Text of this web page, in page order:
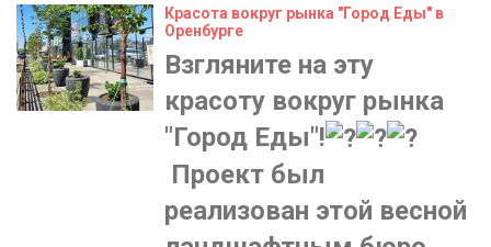
Красота вокруг рынка "Город Еды" в
Оренбурге
Взгляните на эту
красоту вокруг рынка
"Город Еды"!
Проект был
реализован этой весной